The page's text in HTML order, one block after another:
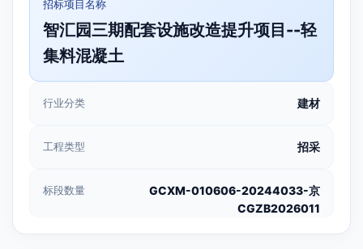
招标项目名称
智汇园三期配套设施改造提升项目--轻
集料混凝土
行业分类 建材
工程类型 招采
标段数量
GCXM-010606-20244033-京
CGZB2026011